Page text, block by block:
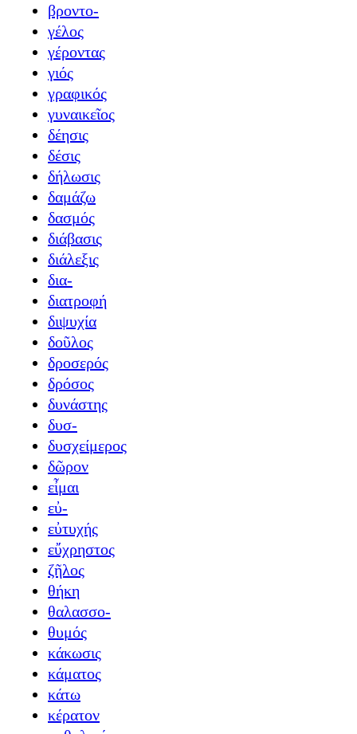
βροντο-
γέλος
γέροντας
γιός
γραφικός
γυναικεῖος
δέησις
δέσις
δήλωσις
δαμάζω
δασμός
διάβασις
διάλεξις
δια-
διατροφή
διψυχία
δοῦλος
δροσερός
δρόσος
δυνάστης
δυσ-
δυσχείμερος
δῶρον
εἶμαι
εὐ-
εὐτυχής
εὔχρηστος
ζῆλος
θήκη
θαλασσο-
θυμός
κάκωσις
κάματος
κάτω
κέρατον